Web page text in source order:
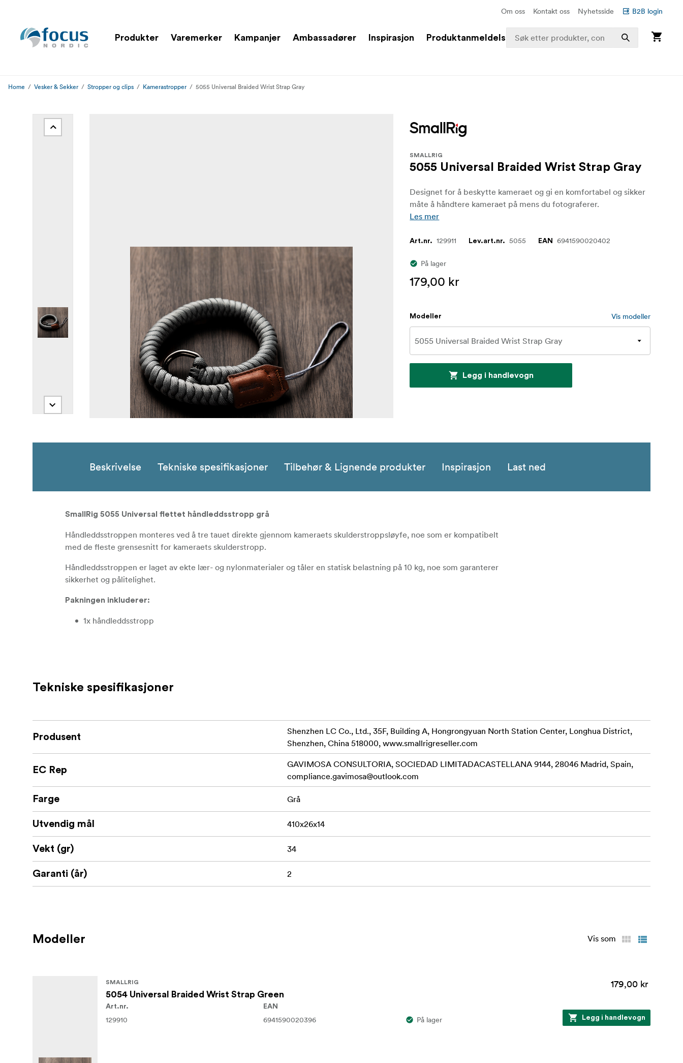
Om oss Kontakt oss Nyhetsside B2B login
Produkter Varemerker Kampanjer Ambassadører Inspirasjon Produktanmeldelser
Home Vesker & Sekker Stropper og clips Kamerastropper 5055 Universal Braided Wrist Strap Gray
SMALLRIG
5055 Universal Braided Wrist Strap Gray
Designet for å beskytte kameraet og gi en komfortabel og sikker
måte å håndtere kameraet på mens du fotograferer.
Les mer
Art.nr. 129911 Lev.art.nr. 5055 EAN 6941590020402
På lager
179,00 kr
Modeller Vis modeller
Legg i handlevogn
Beskrivelse Tekniske spesifikasjoner Tilbehør & Lignende produkter Inspirasjon Last ned
SmallRig 5055 Universal flettet håndleddsstropp grå
Håndleddsstroppen monteres ved å tre tauet direkte gjennom kameraets skulderstroppsløyfe, noe som er kompatibelt
med de fleste grensesnitt for kameraets skulderstropp.
Håndleddsstroppen er laget av ekte lær- og nylonmaterialer og tåler en statisk belastning på 10 kg, noe som garanterer
sikkerhet og pålitelighet.
Pakningen inkluderer:
1x håndleddsstropp
Tekniske spesifikasjoner
Produsent
Shenzhen LC Co., Ltd., 35F, Building A, Hongrongyuan North Station Center, Longhua District,
Shenzhen, China 518000, www.smallrigreseller.com
EC Rep
GAVIMOSA CONSULTORIA, SOCIEDAD LIMITADACASTELLANA 9144, 28046 Madrid, Spain,
compliance.gavimosa@outlook.com
Farge Grå
Utvendig mål 410x26x14
Vekt (gr) 34
Garanti (år) 2
Modeller Vis som
SMALLRIG
5054 Universal Braided Wrist Strap Green
179,00 kr
Art.nr.
129910
EAN
6941590020396 På lager Legg i handlevogn